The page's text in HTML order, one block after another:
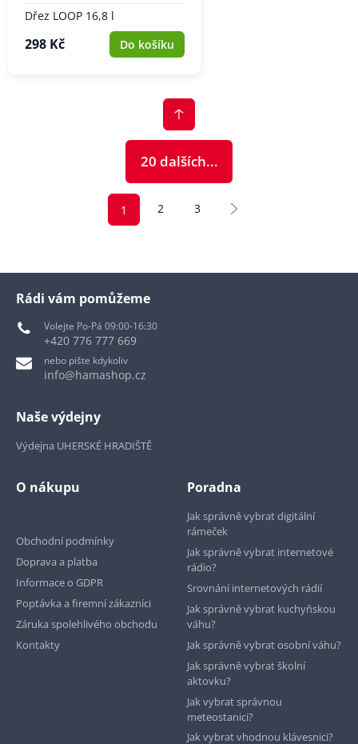
Dřez LOOP 16,8 l
298 Kč Do košíku
20 dalších...
1 2 3
Rádi vám pomůžeme
Volejte Po-Pá 09:00-16:30
+420 776 777 669
nebo pište kdykoliv
info@hamashop.cz
Naše výdejny
Výdejna UHERSKÉ HRADIŠTĚ
O nákupu
Obchodní podmínky
Doprava a platba
Informace o GDPR
Poptávka a firemní zákazníci
Záruka spolehlivého obchodu
Kontakty
Poradna
Jak správně vybrat digitální
rámeček
Jak správně vybrat internetové
rádio?
Srovnání internetových rádií
Jak správně vybrat kuchyňskou
váhu?
Jak správně vybrat osobní váhu?
Jak správně vybrat školní
aktovku?
Jak vybrat správnou
meteostanici?
Jak vybrat vhodnou klávesnici?